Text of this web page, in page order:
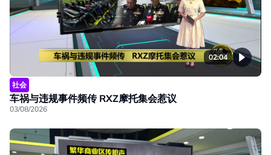
02:04
社会
车祸与违规事件频传 RXZ摩托集会惹议
03/08/2026